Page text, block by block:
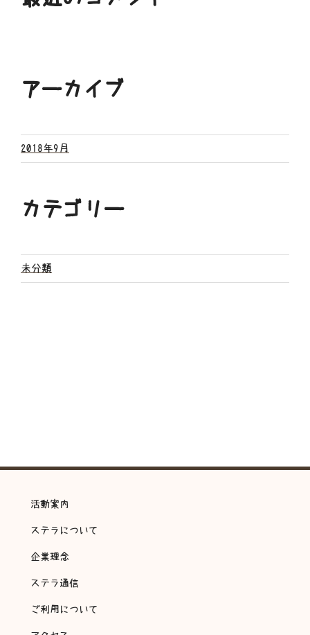
アーカイブ
2018年9月
カテゴリー
未分類
活動案内
ステラについて
企業理念
ステラ通信
ご利用について